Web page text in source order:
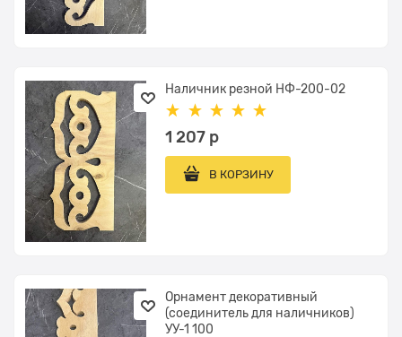
Наличник резной НФ-200-02
1 207 р
В КОРЗИНУ
Орнамент декоративный
(соединитель для наличников)
УУ-1 100